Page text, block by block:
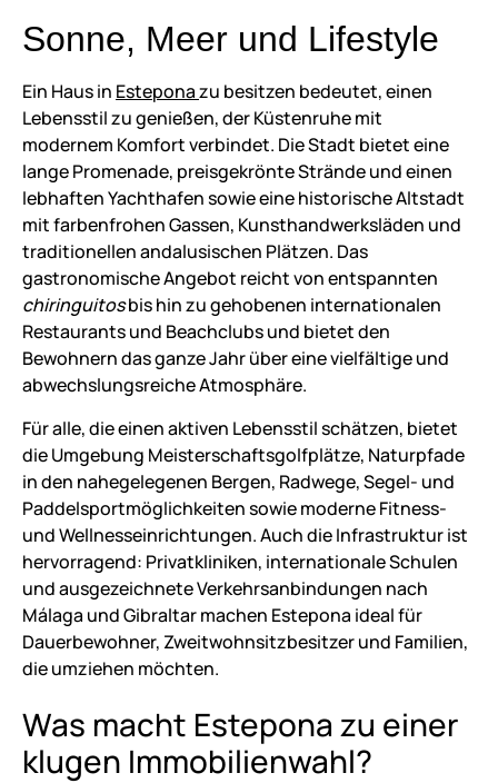
Sonne, Meer und Lifestyle
Ein Haus in Esteponazu besitzen bedeutet, einen
Lebensstil zu genießen, der Küstenruhe mit
modernem Komfort verbindet. Die Stadt bietet eine
lange Promenade, preisgekrönte Strände und einen
lebhaften Yachthafen sowie eine historische Altstadt
mit farbenfrohen Gassen, Kunsthandwerksläden und
traditionellen andalusischen Plätzen. Das
gastronomische Angebot reicht von entspannten
chiringuitosbis hin zu gehobenen internationalen
Restaurants und Beachclubs und bietet den
Bewohnern das ganze Jahr über eine vielfältige und
abwechslungsreiche Atmosphäre.
Für alle, die einen aktiven Lebensstil schätzen, bietet
die Umgebung Meisterschaftsgolfplätze, Naturpfade
in den nahegelegenen Bergen, Radwege, Segel- und
Paddelsportmöglichkeiten sowie moderne Fitness-
und Wellnesseinrichtungen. Auch die Infrastruktur ist
hervorragend: Privatkliniken, internationale Schulen
und ausgezeichnete Verkehrsanbindungen nach
Málaga und Gibraltar machen Estepona ideal für
Dauerbewohner, Zweitwohnsitzbesitzer und Familien,
die umziehen möchten.
Was macht Estepona zu einer
klugen Immobilienwahl?